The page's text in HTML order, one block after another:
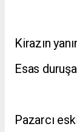
Kirazın
Esas
Pazarcı